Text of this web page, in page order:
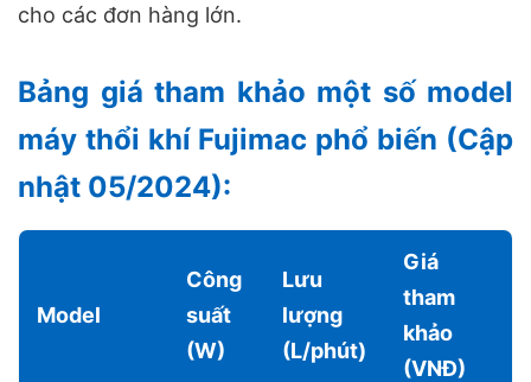
cho các đơn hàng lớn.
Bảng giá tham khảo một số model
máy thổi khí Fujimac phổ biến (Cập
nhật 05/2024):
Model
Công
suất
(W)
Lưu
lượng
(L/phút)
Giá
tham
khảo
(VNĐ)